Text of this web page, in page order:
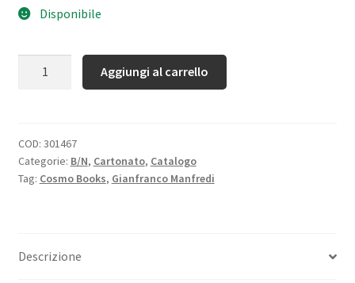
Disponibile
Aggiungi al carrello
COD: 301467
Categorie: B/N, Cartonato, Catalogo
Tag: Cosmo Books, Gianfranco Manfredi
Descrizione